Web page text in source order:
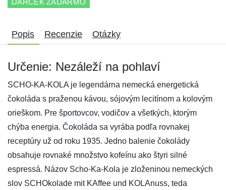
DARČEK ZADARMO
Popis Recenzie Otázky
Určenie: Nezáleží na pohlaví
SCHO-KA-KOLA je legendárna nemecká energetická
čokoláda s praženou kávou, sójovým lecitínom a kolovým
orieškom. Pre športovcov, vodičov a všetkých, ktorým
chýba energia. Čokoláda sa vyrába podľa rovnakej
receptúry už od roku 1935. Jedno balenie čokolády
obsahuje rovnaké množstvo kofeínu ako štyri silné
espressá. Názov Scho-Ka-Kola je zloženinou nemeckých
slov SCHOkolade mit KAffee und KOLAnuss, teda